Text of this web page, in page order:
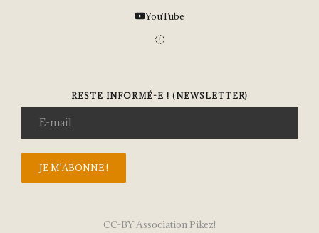
YouTube
RESTE INFORMÉ-E ! (NEWSLETTER)
CC-BY Association Pikez!